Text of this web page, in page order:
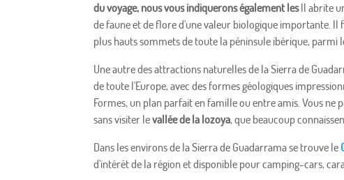
du voyage, nous vous indiquerons également lesIl abrite
de faune et de flore d'une valeur biologique importante. Il
plus hauts sommets de toute la péninsule ibérique, parmi
Une autre des attractions naturelles de la Sierra de
de toute l'Europe, avec des formes géologiques
Formes, un plan parfait en famille ou entre amis. Vous
sans visiter levallée de la lozoya, que beaucoup
Dans les environs de la Sierra de Guadarrama se trouve le
d'intérêt de la région et disponible pour camping-cars,